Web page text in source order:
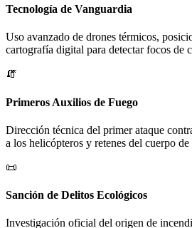
Tecnología de Vanguardia
Uso avanzado de drones térmicos,
cartografía digital para detectar focos de
🧯
Primeros Auxilios de Fuego
Dirección técnica del primer ataque
a los helicópteros y retenes del cuerpo
📜
Sanción de Delitos Ecológicos
Investigación oficial del origen de